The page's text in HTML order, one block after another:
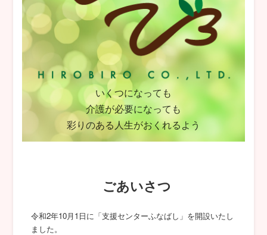
いくつになっても
介護が必要になっても
彩りのある人生がおくれるよう
ごあいさつ
令和2年10月1日に「支援センターふなばし」を開設いたし
ました。